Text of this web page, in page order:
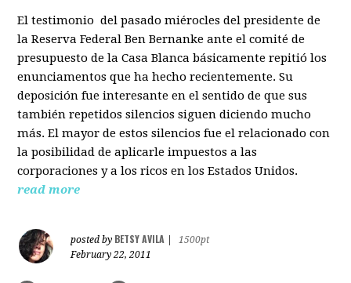
El testimonio del pasado miérocles del presidente de
la Reserva Federal Ben Bernanke ante el comité de
presupuesto de la Casa Blanca básicamente repitió los
enunciamentos que ha hecho recientemente. Su
deposición fue interesante en el sentido de que sus
también repetidos silencios siguen diciendo mucho
más. El mayor de estos silencios fue el relacionado con
la posibilidad de aplicarle impuestos a las
corporaciones y a los ricos en los Estados Unidos.
read more
posted by BETSY AVILA
1500pt
February 22, 2011